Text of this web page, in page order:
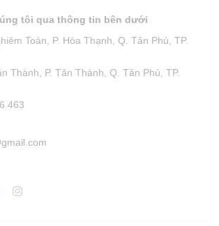
tôi qua thông tin bên dưới
Toản, P. Hòa Thạnh, Q. Tân Phú, TP.
Thành, P. Tân Thành, Q. Tân Phú, TP.
463